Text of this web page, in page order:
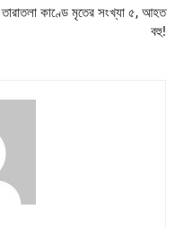
তারাতলা কাণ্ডে মৃতের সংখ্যা ৫, আহত
বহু!